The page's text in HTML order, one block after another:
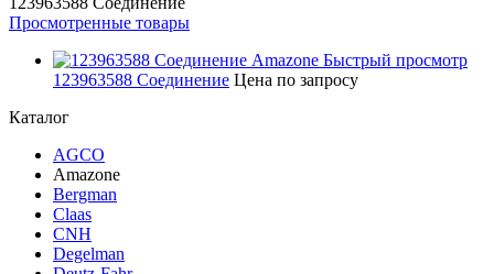
Просмотренные товары
Быстрый просмотр
123963588 Соединение Цена по запросу
Каталог
AGCO
Amazone
Bergman
Claas
CNH
Degelman